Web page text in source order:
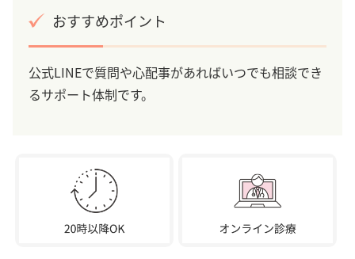
おすすめポイント
公式LINEで質問や心配事があればいつでも相談でき
るサポート体制です。